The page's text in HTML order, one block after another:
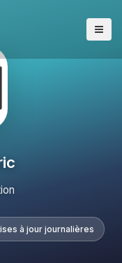
à jour journalières